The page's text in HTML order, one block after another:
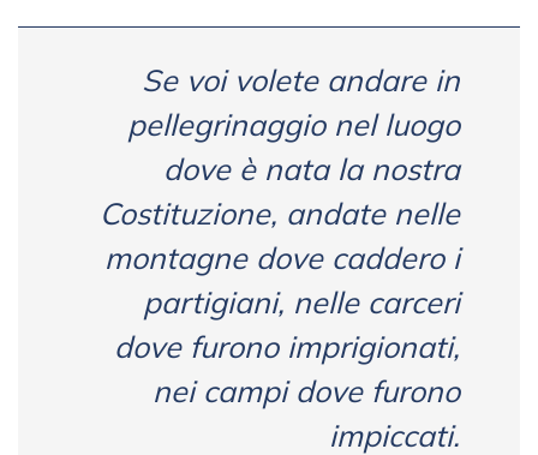
Se voi volete andare in
pellegrinaggio nel luogo
dove è nata la nostra
Costituzione, andate nelle
montagne dove caddero i
partigiani, nelle carceri
dove furono imprigionati,
nei campi dove furono
impiccati.